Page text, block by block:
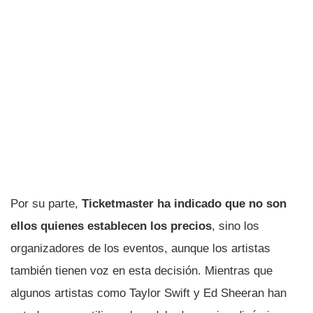
Por su parte, Ticketmaster ha indicado que no son
ellos quienes establecen los precios, sino los
organizadores de los eventos, aunque los artistas
también tienen voz en esta decisión. Mientras que
algunos artistas como Taylor Swift y Ed Sheeran han